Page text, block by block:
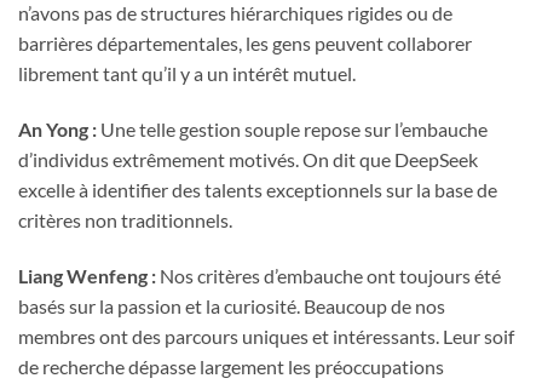
n’avons pas de structures hiérarchiques rigides ou de
barrières départementales, les gens peuvent collaborer
librement tant qu’il y a un intérêt mutuel.
An Yong : Une telle gestion souple repose sur l’embauche
d’individus extrêmement motivés. On dit que DeepSeek
excelle à identifier des talents exceptionnels sur la base de
critères non traditionnels.
Liang Wenfeng : Nos critères d’embauche ont toujours été
basés sur la passion et la curiosité. Beaucoup de nos
membres ont des parcours uniques et intéressants. Leur soif
de recherche dépasse largement les préoccupations